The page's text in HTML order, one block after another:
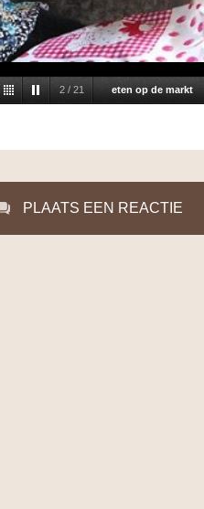
2 / 21 eten op de markt
PLAATS EEN REACTIE